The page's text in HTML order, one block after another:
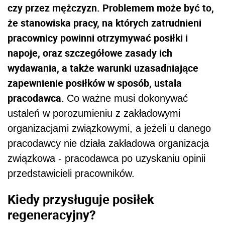
czy przez mężczyzn. Problemem może być to,
że stanowiska pracy, na których zatrudnieni
pracownicy powinni otrzymywać posiłki i
napoje, oraz szczegółowe zasady ich
wydawania, a także warunki uzasadniające
zapewnienie posiłków w sposób, ustala
pracodawca. Co ważne musi dokonywać
ustaleń w porozumieniu z zakładowymi
organizacjami związkowymi, a jeżeli u danego
pracodawcy nie działa zakładowa organizacja
związkowa - pracodawca po uzyskaniu opinii
przedstawicieli pracowników.
Kiedy przysługuje posiłek
regeneracyjny?